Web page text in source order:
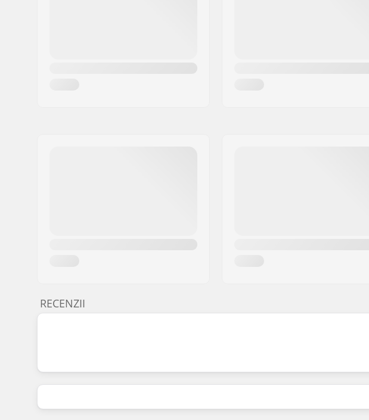
RECENZII